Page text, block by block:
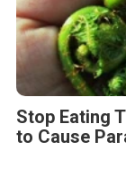
Stop Eating
to Cause